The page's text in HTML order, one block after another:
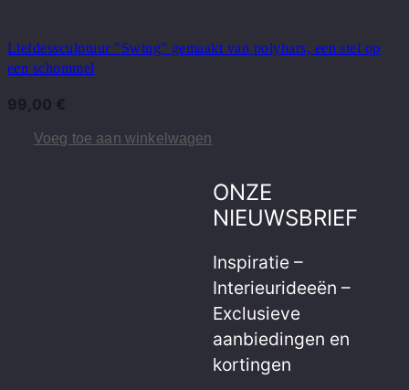
Liefdessculptuur "Swing" gemaakt van polyhars, een stel op
een schommel
99,00 €
Voeg toe aan winkelwagen
ONZE
NIEUWSBRIEF
Inspiratie –
Interieurideeën –
Exclusieve
aanbiedingen en
kortingen